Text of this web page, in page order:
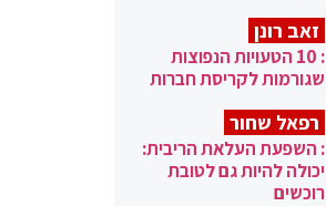
זאב רונן
: 10 הטעויות הנפוצות
שגורמות לקריסת חברות
רפאל שחור
: השפעת העלאת הריבית:
יכולה להיות גם לטובת
רוכשים